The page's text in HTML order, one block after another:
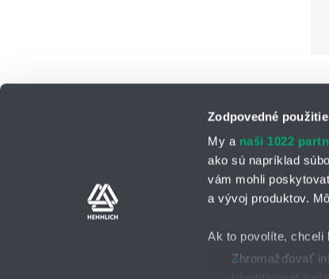
Zodpovedné
My a naši 1022
ako sú napríklad
vám mohli
a vývoj produktov.
Ak to povolíte, chceli
Zhromažďovať